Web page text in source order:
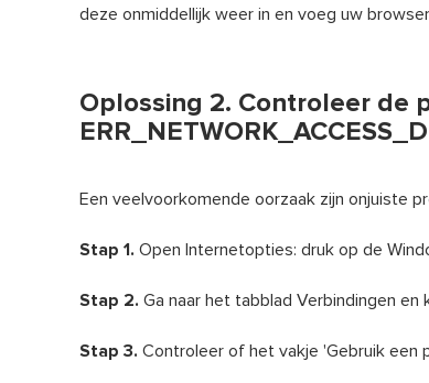
deze onmiddellijk weer in en voeg uw
Oplossing 2. Controleer de
Een veelvoorkomende oorzaak zijn onjuiste
Stap 1. Open Internetopties: druk op de
Stap 2. Ga naar het tabblad Verbindingen
Stap 3. Controleer of het vakje 'Gebruik een